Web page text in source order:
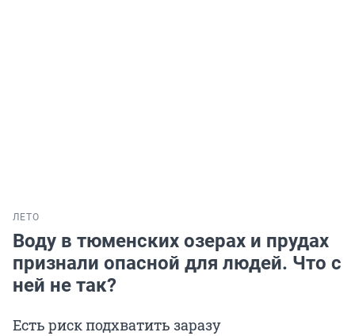
ЛЕТО
Воду в тюменских озерах и прудах
признали опасной для людей. Что с
ней не так?
Есть риск подхватить заразу